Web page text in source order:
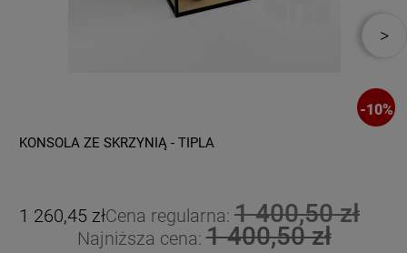
-10%
KONSOLA ZE SKRZYNIĄ - TIPLA
1 260,45 złCena regularna: 1 400,50 zł
Najniższa cena:1 400,50 zł